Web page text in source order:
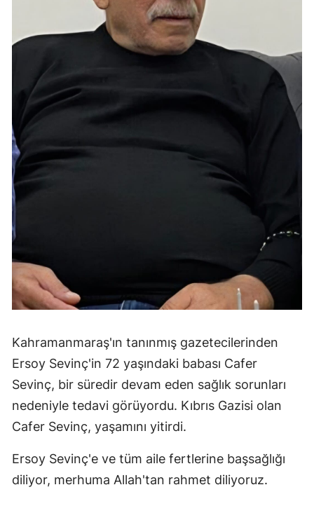
Kahramanmaraş'ın tanınmış gazetecilerinden
Ersoy Sevinç'in 72 yaşındaki babası Cafer
Sevinç, bir süredir devam eden sağlık sorunları
nedeniyle tedavi görüyordu. Kıbrıs Gazisi olan
Cafer Sevinç, yaşamını yitirdi.
Ersoy Sevinç'e ve tüm aile fertlerine başsağlığı
diliyor, merhuma Allah'tan rahmet diliyoruz.